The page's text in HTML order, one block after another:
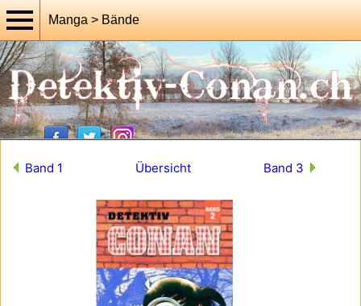
Manga > Bände
Band 1 Übersicht Band 3